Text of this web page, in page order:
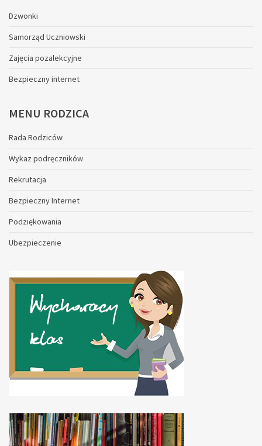
Dzwonki
Samorząd Uczniowski
Zajęcia pozalekcyjne
Bezpieczny internet
MENU RODZICA
Rada Rodziców
Wykaz podręczników
Rekrutacja
Bezpieczny Internet
Podziękowania
Ubezpieczenie